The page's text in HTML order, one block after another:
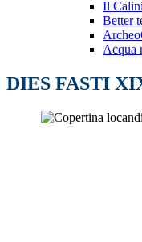
Il
Better
Acqua
DIES FASTI